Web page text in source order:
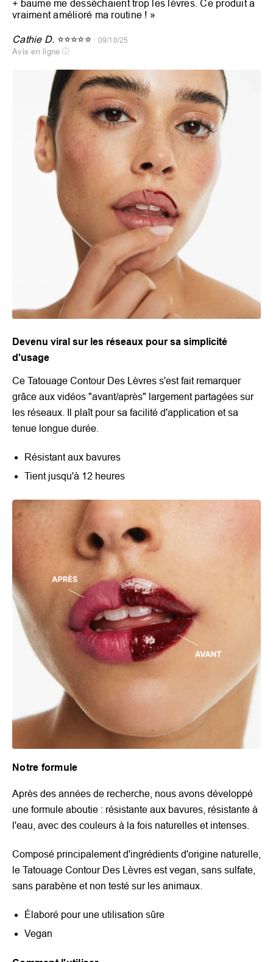
+ baume me desséchaient trop les lèvres. Ce produit a
vraiment amélioré ma routine ! »
Cathie D. ⭐⭐⭐⭐⭐ · 09/10/25
Avis en ligne ⓘ
Devenu viral sur les réseaux pour sa simplicité
d'usage
Ce Tatouage Contour Des Lèvres s'est fait remarquer
grâce aux vidéos "avant/après" largement partagées sur
les réseaux. Il plaît pour sa facilité d'application et sa
tenue longue durée.
Résistant aux bavures
Tient jusqu'à 12 heures
Notre formule
Après des années de recherche, nous avons développé
une formule aboutie : résistante aux bavures, résistante à
l'eau, avec des couleurs à la fois naturelles et intenses.
Composé principalement d'ingrédients d'origine naturelle,
le Tatouage Contour Des Lèvres est vegan, sans sulfate,
sans parabène et non testé sur les animaux.
Élaboré pour une utilisation sûre
Vegan